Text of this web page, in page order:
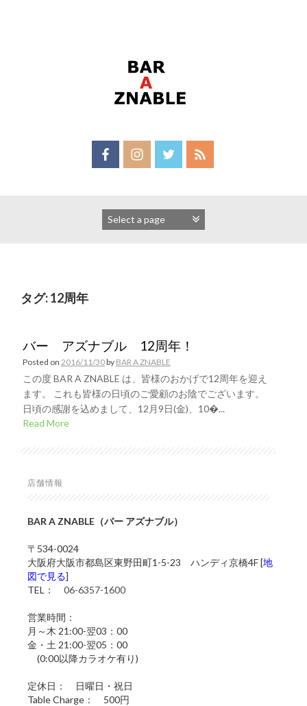
タグ:12周年
バー アズナブル 12周年！
Posted on 2016/11/30by BAR A ZNABLE
この度 BAR A ZNABLE は、皆様のおかげで12周年を迎え
ます。 これも皆様の日頃のご愛顧のお陰でございます。
日頃の感謝を込めまして、12月9日(金)、10�...
Read More
店舗情報
BAR A ZNABLE（バー アズナブル）
〒534-0024
大阪府大阪市都島区東野田町1-5-23 ハンディ京橋4F [地
図で見る]
TEL： 06-6357-1600
営業時間：
月～木 21:00-翌03：00
金・土 21:00-翌05：00
(0:00以降カラオケ有り)
定休日： 日曜日・祝日
Table Charge： 500円